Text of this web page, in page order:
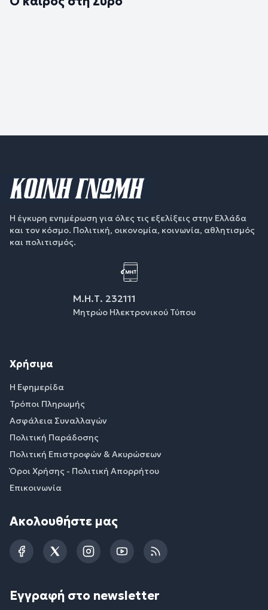
Η έγκυρη ενημέρωση για όλες τις εξελίξεις στην Ελλάδα
και τον κόσμο. Πολιτική, οικονομία, κοινωνία, αθλητισμός
και πολιτισμός.
Μ.Η.Τ. 232111
Μητρώο Ηλεκτρονικού Τύπου
Χρήσιμα
Η Εφημερίδα
Τρόποι Πληρωμής
Ασφάλεια Συναλλαγών
Πολιτική Παράδοσης
Πολιτική Επιστροφών & Ακυρώσεων
Όροι Χρήσης - Πολιτική Απορρήτου
Επικοινωνία
Ακολουθήστε μας
FacebookTwitterInstagramYouTubeRSS
Εγγραφή στο newsletter